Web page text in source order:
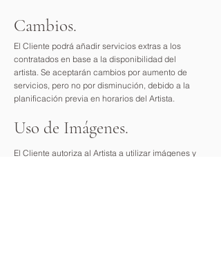
Cambios.
El Cliente podrá añadir servicios extras a los
contratados en base a la disponibilidad del
artista. Se aceptarán cambios por aumento de
servicios, pero no por disminución, debido a la
planificación previa en horarios del Artista.
Uso de Imágenes.
El Cliente autoriza al Artista a utilizar imágenes y